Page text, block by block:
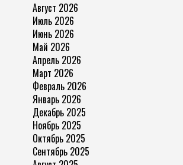
Август 2026
Июль 2026
Июнь 2026
Май 2026
Апрель 2026
Март 2026
Февраль 2026
Январь 2026
Декабрь 2025
Ноябрь 2025
Октябрь 2025
Сентябрь 2025